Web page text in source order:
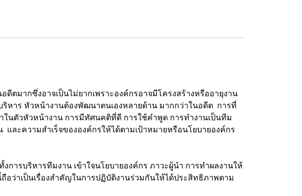
ากซึ่งอาจเป็นไม่ยากเพราะองค์กรอาจมีโครงสร้างหรืออายุงาน
หาร หัวหน้างานต้องพัฒนาตนเองหลายด้าน มากกว่าในอดีต การที่
ในตัวหัวหน้างาน การมีทัศนคติที่ดี การใช้คำพูด การทำงานเป็นทีม
ละความสำเร็จขององค์กรให้ได้ตามเป้าหมายหรือนโยบายองค์กร
รบริหารทีมงาน เข้าใจนโยบายองค์กร ภาวะผู้นำ การทำผลงานให้
ว่าเป็นเรื่องสำคัญในการปฏิบัติงานร่วมกันให้ได้ประสิทธิภาพตาม